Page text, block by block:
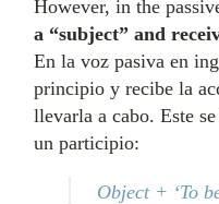
However, in the
a “subject” and
En la voz pasiva en
principio y recibe la
llevarla a cabo. Este
un participio:
Object + ‘To